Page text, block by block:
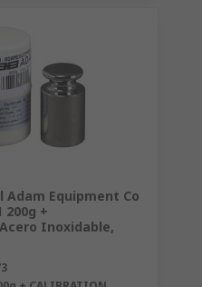
Adam Equipment Co
200g +
Inoxidable,